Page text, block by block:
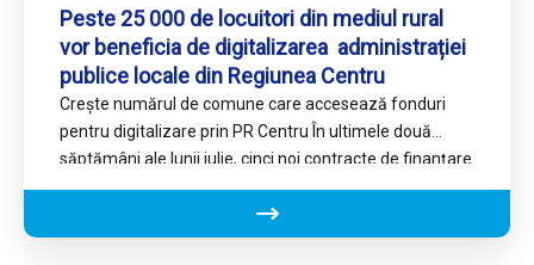
Peste 25 000 de locuitori din mediul rural
vor beneficia de digitalizarea administrației
publice locale din Regiunea Centru
Crește numărul de comune care accesează fonduri
pentru digitalizare prin PR Centru În ultimele două
săptămâni ale lunii iulie, cinci noi contracte de finanțare
prin…